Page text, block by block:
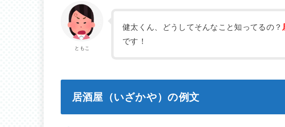
ともこ
健太くん、どうしてそんなこと知ってるの？
です！
居酒屋（いざかや）の例文